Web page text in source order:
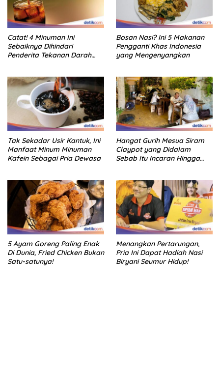
Catat! 4 Minuman Ini
Sebaiknya Dihindari
Penderita Tekanan Darah
Bosan Nasi? Ini 5 Makanan
Pengganti Khas Indonesia
yang Mengenyangkan
Tak Sekadar Usir Kantuk, Ini
Manfaat Minum Minuman
Kafein Sebagai Pria Dewasa
Hangat Gurih Mesua Siram
Claypot yang Didalam
Sebab Itu Incaran Hingga
5 Ayam Goreng Paling Enak
Di Dunia, Fried Chicken Bukan
Satu-satunya!
Menangkan Pertarungan,
Pria Ini Dapat Hadiah Nasi
Biryani Seumur Hidup!